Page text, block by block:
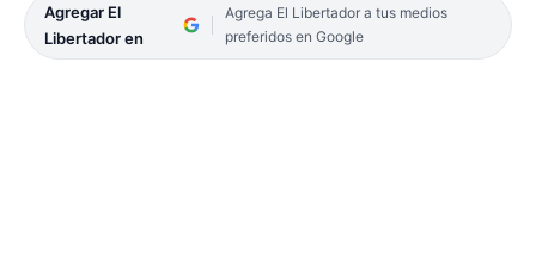
Agregar El
Libertador en
Agrega El Libertador a tus medios
preferidos en Google